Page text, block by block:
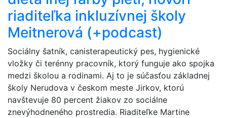
riaditeľka inkluzívnej školy
Meitnerová (+podcast)
Sociálny šatník, canisterapeutický pes, hygienické
vložky či terénny pracovník, ktorý funguje ako spojka
medzi školou a rodinami. Aj to je súčasťou základnej
školy Nerudova v českom meste Jirkov, ktorú
navštevuje 80 percent žiakov zo sociálne
znevýhodneného prostredia. Riaditeľke Martine